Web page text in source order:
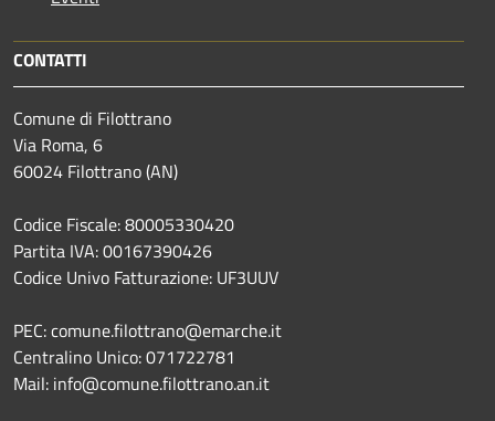
CONTATTI
Comune di Filottrano
Via Roma, 6
60024 Filottrano (AN)
Codice Fiscale: 80005330420
Partita IVA: 00167390426
Codice Univo Fatturazione: UF3UUV
PEC: comune.filottrano@emarche.it
Centralino Unico: 071722781
Mail: info@comune.filottrano.an.it